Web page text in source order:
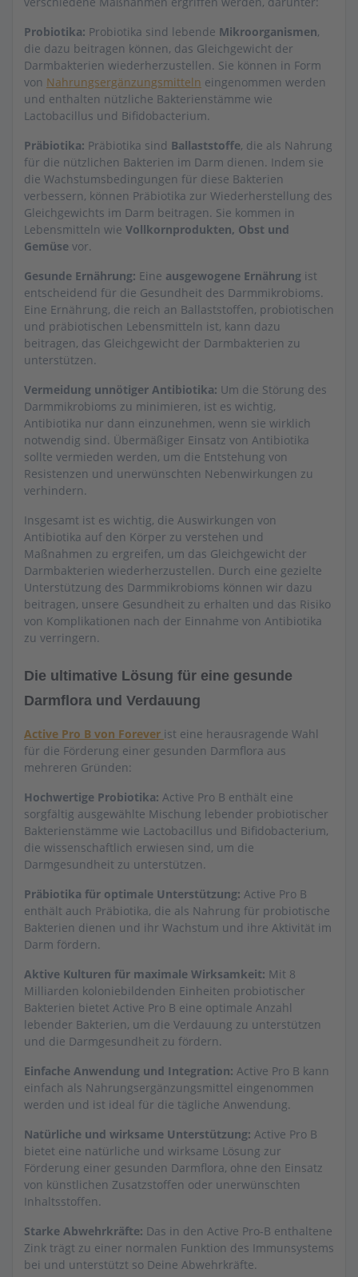
Probiotika: Probiotika sind lebende Mikroorganismen,
die dazu beitragen können, das Gleichgewicht der
Darmbakterien wiederherzustellen. Sie können in Form
von Nahrungsergänzungsmitteln eingenommen werden
und enthalten nützliche Bakterienstämme wie
Lactobacillus und Bifidobacterium.
Präbiotika: Präbiotika sind Ballaststoffe, die als Nahrung
für die nützlichen Bakterien im Darm dienen. Indem sie
die Wachstumsbedingungen für diese Bakterien
verbessern, können Präbiotika zur Wiederherstellung des
Gleichgewichts im Darm beitragen. Sie kommen in
Lebensmitteln wie Vollkornprodukten, Obst und
Gemüse vor.
Gesunde Ernährung: Eine ausgewogene Ernährung ist
entscheidend für die Gesundheit des Darmmikrobioms.
Eine Ernährung, die reich an Ballaststoffen, probiotischen
und präbiotischen Lebensmitteln ist, kann dazu
beitragen, das Gleichgewicht der Darmbakterien zu
unterstützen.
Vermeidung unnötiger Antibiotika: Um die Störung des
Darmmikrobioms zu minimieren, ist es wichtig,
Antibiotika nur dann einzunehmen, wenn sie wirklich
notwendig sind. Übermäßiger Einsatz von Antibiotika
sollte vermieden werden, um die Entstehung von
Resistenzen und unerwünschten Nebenwirkungen zu
verhindern.
Insgesamt ist es wichtig, die Auswirkungen von
Antibiotika auf den Körper zu verstehen und
Maßnahmen zu ergreifen, um das Gleichgewicht der
Darmbakterien wiederherzustellen. Durch eine gezielte
Unterstützung des Darmmikrobioms können wir dazu
beitragen, unsere Gesundheit zu erhalten und das Risiko
von Komplikationen nach der Einnahme von Antibiotika
zu verringern.
Die ultimative Lösung für eine gesunde
Darmflora und Verdauung
Active Pro B von Forever ist eine herausragende Wahl
für die Förderung einer gesunden Darmflora aus
mehreren Gründen:
Hochwertige Probiotika: Active Pro B enthält eine
sorgfältig ausgewählte Mischung lebender probiotischer
Bakterienstämme wie Lactobacillus und Bifidobacterium,
die wissenschaftlich erwiesen sind, um die
Darmgesundheit zu unterstützen.
Präbiotika für optimale Unterstützung: Active Pro B
enthält auch Präbiotika, die als Nahrung für probiotische
Bakterien dienen und ihr Wachstum und ihre Aktivität im
Darm fördern.
Aktive Kulturen für maximale Wirksamkeit: Mit 8
Milliarden koloniebildenden Einheiten probiotischer
Bakterien bietet Active Pro B eine optimale Anzahl
lebender Bakterien, um die Verdauung zu unterstützen
und die Darmgesundheit zu fördern.
Einfache Anwendung und Integration: Active Pro B kann
einfach als Nahrungsergänzungsmittel eingenommen
werden und ist ideal für die tägliche Anwendung.
Natürliche und wirksame Unterstützung: Active Pro B
bietet eine natürliche und wirksame Lösung zur
Förderung einer gesunden Darmflora, ohne den Einsatz
von künstlichen Zusatzstoffen oder unerwünschten
Inhaltsstoffen.
Starke Abwehrkräfte: Das in den Active Pro-B enthaltene
Zink trägt zu einer normalen Funktion des Immunsystems
bei und unterstützt so Deine Abwehrkräfte.